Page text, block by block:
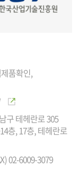
품확인,
구 테헤란로 305
층, 17층, 테헤란로
02-6009-3079